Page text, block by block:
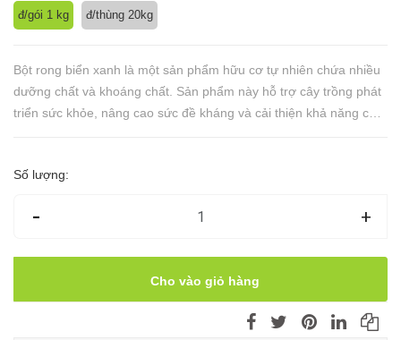
đ/gói 1 kg đ/thùng 20kg
Bột rong biển xanh là một sản phẩm hữu cơ tự nhiên chứa nhiều
dưỡng chất và khoáng chất. Sản phẩm này hỗ trợ cây trồng phát
triển sức khỏe, nâng cao sức đề kháng và cải thiện khả năng chịu
Số lượng:
- +
Cho vào giỏ hàng